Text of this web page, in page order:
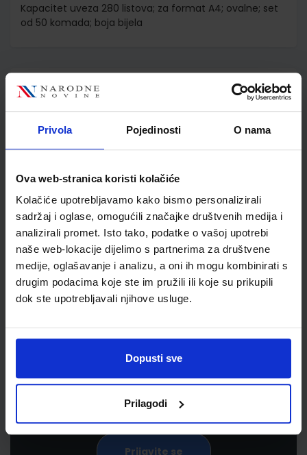
Privola Pojedinosti O nama
Ova web-stranica koristi kolačiće
Kolačiće upotrebljavamo kako bismo personalizirali
sadržaj i oglase, omogućili značajke društvenih medija i
analizirali promet. Isto tako, podatke o vašoj upotrebi
naše web-lokacije dijelimo s partnerima za društvene
medije, oglašavanje i analizu, a oni ih mogu kombinirati s
drugim podacima koje ste im pružili ili koje su prikupili
dok ste upotrebljavali njihove usluge.
Dopusti sve
Prilagodi
Kapacitet uveza 280 listova; za format A4; ovalne; set
od 50 komada; boja bijela
Detalji proizvoda
Šifra proizvoda
520645
Jedinična mjera
kut
Newsletter prijava
Prijavite se kako bi primali informacije o novim
pogodnostima